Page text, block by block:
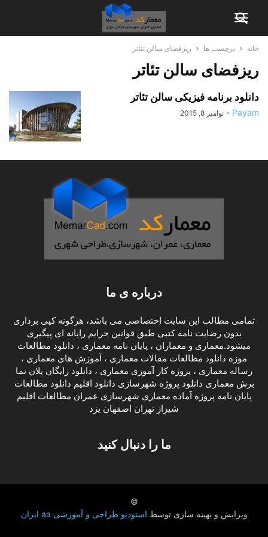
خانه برچسب ها ریزفضای سالن تئاتر
ریزفضای سالن تئاتر
دانلود برنامه فیزیکی سالن تئاتر
Payam
- نوامبر 8, 2015
درباره ی ما
تمامی مطالب این سایت اختصاصی می باشد، هرگونه کپی برداری
بدون رضایت نامه کتبی طبق قوانین جرایم رایانه ای پیگیری
میشود.معماری و معماران ، پایان نامه معماری ، دانلود مطالعات
موزه دانلود مطالعات مقالات معماری ، آموزش های معماری ،
رساله معماری ، پروژه کار آموزی معماری ، دانلود رایگان پلان نما
برش معماری دانلود پروژه شهرسازی دانلود اقلیم دانلود مطالعات
پایان نامه پروژه آماده معماری شهرسازی عمران مطالعات اقلیم
شیراز تهران اصفهان یزد
ما را دنبال کنید
©
ویرایش و بهینه سازی توسط استودیو طراحی و آموزشی aa ایران